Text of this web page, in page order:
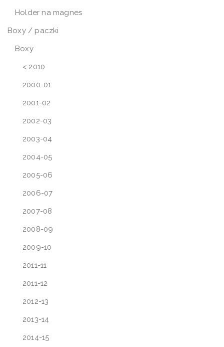
Holder na magnes
Boxy / paczki
Boxy
< 2010
2000-01
2001-02
2002-03
2003-04
2004-05
2005-06
2006-07
2007-08
2008-09
2009-10
2011-11
2011-12
2012-13
2013-14
2014-15